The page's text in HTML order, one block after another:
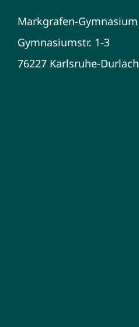
Markgrafen-Gymnasium
Gymnasiumstr. 1-3
76227 Karlsruhe-Durlach